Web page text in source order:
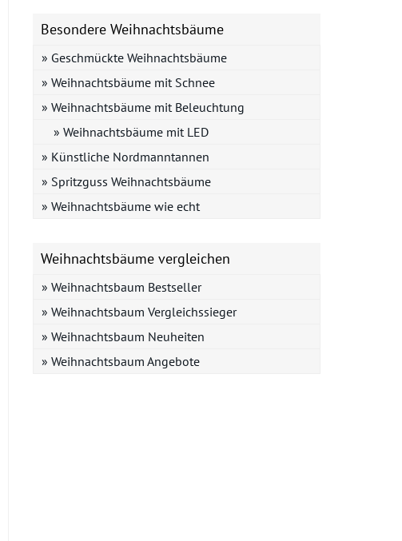
Besondere Weihnachtsbäume
» Geschmückte Weihnachtsbäume
» Weihnachtsbäume mit Schnee
» Weihnachtsbäume mit Beleuchtung
» Weihnachtsbäume mit LED
» Künstliche Nordmanntannen
» Spritzguss Weihnachtsbäume
» Weihnachtsbäume wie echt
Weihnachtsbäume vergleichen
» Weihnachtsbaum Bestseller
» Weihnachtsbaum Vergleichssieger
» Weihnachtsbaum Neuheiten
» Weihnachtsbaum Angebote